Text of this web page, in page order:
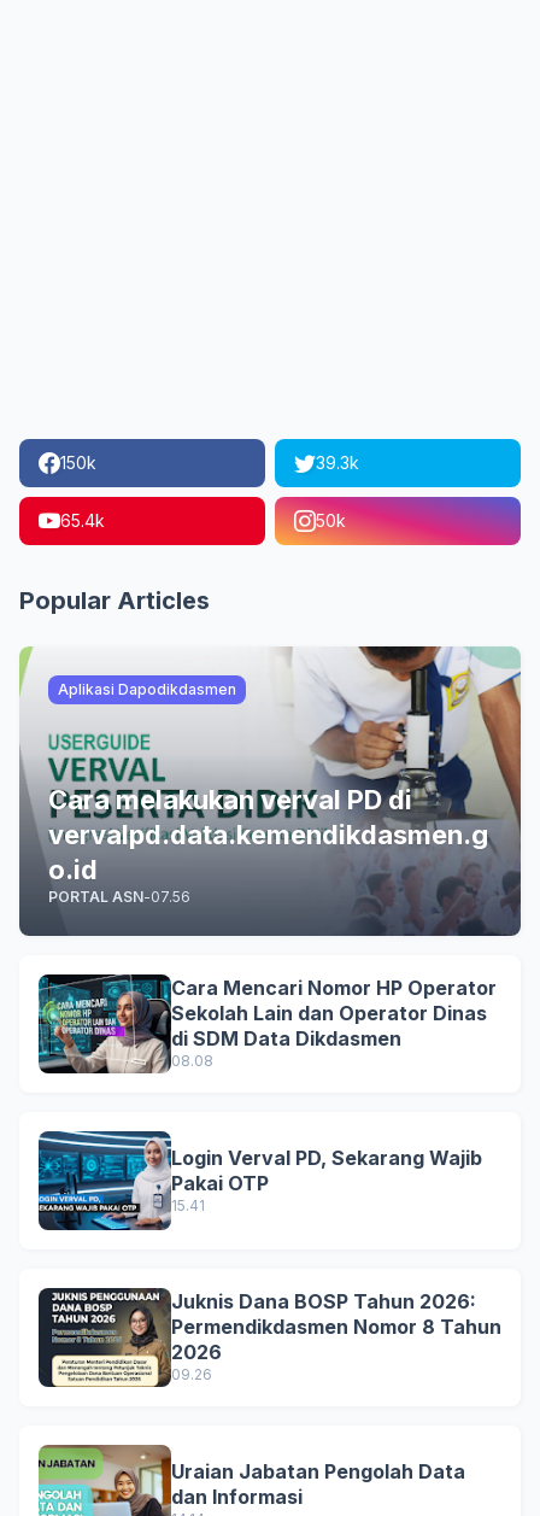
150k 39.3k
65.4k 50k
Popular Articles
Aplikasi Dapodikdasmen
Cara melakukan verval PD di
vervalpd.data.kemendikdasmen.g
o.id
PORTAL ASN-07.56
Cara Mencari Nomor HP Operator
Sekolah Lain dan Operator Dinas
di SDM Data Dikdasmen
08.08
Login Verval PD, Sekarang Wajib
Pakai OTP
15.41
Juknis Dana BOSP Tahun 2026:
Permendikdasmen Nomor 8 Tahun
2026
09.26
Uraian Jabatan Pengolah Data
dan Informasi